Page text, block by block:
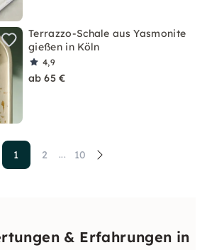
Terrazzo-Schale aus Yasmonite
gießen in Köln
4,9
ab 65 €
1 2 ... 10
& Erfahrungen in